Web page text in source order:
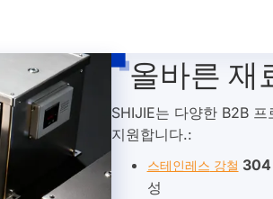
올바른 재
SHIJIE는 다양한 B2B
지원합니다.:
스테인레스
성
냉간압연강판 (SPCC)